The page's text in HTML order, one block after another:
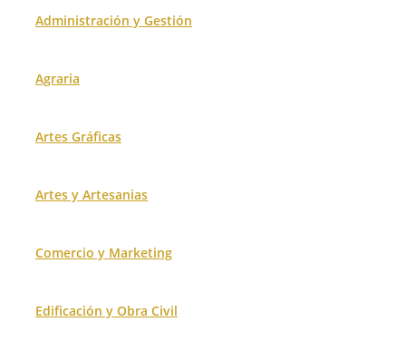
Administración y Gestión
Agraria
Artes Gráficas
Artes y Artesanias
Comercio y Marketing
Edificación y Obra Civil